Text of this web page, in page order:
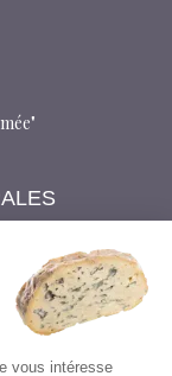
vous intéresse